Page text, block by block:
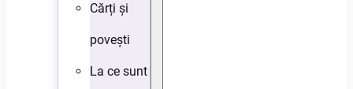
Cărți și
povești
La ce sunt